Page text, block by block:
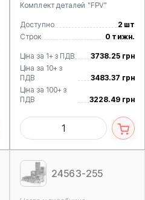
Комплект деталей "FPV"
Доступно
2 шт
Строк
0 тижн.
Ціна за 1+ з ПДВ
3738.25 грн
Ціна за 10+ з
ПДВ
3483.37 грн
Ціна за 100+ з
ПДВ
3228.49 грн
24563-255